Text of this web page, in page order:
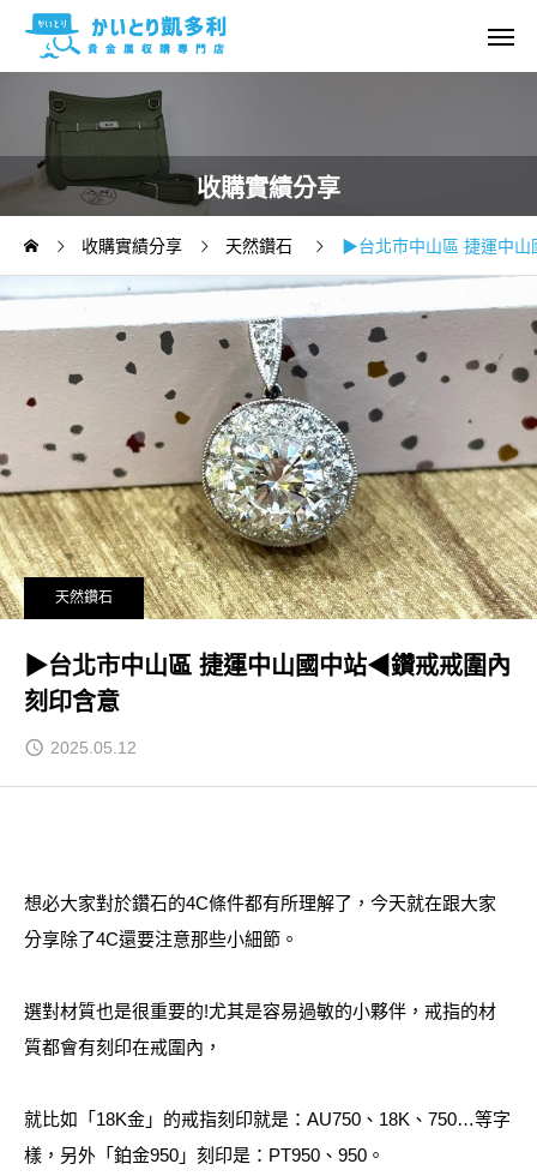
收購實績分享
收購實績分享 天然鑽石 ▶台北市中山區 捷運中
天然鑽石
▶台北市中山區 捷運中山國中站◀鑽戒戒圍內
刻印含意
2025.05.12
想必大家對於鑽石的4C條件都有所理解了，今天就在跟大家
分享除了4C還要注意那些小細節。
選對材質也是很重要的!尤其是容易過敏的小夥伴，戒指的材
質都會有刻印在戒圍內，
就比如「18K金」的戒指刻印就是：AU750、18K、750…等字
樣，另外「鉑金950」刻印是：PT950、950。